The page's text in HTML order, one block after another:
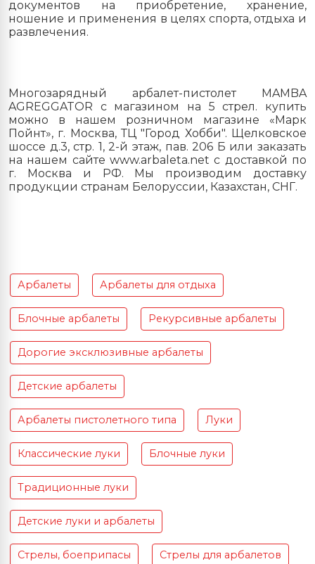
документов на приобретение, хранение,
ношение и применения в целях спорта, отдыха и
развлечения.
Многозарядный арбалет-пистолет MAMBA
AGREGGATOR с магазином на 5 стрел. купить
можно в нашем розничном магазине «Марк
Пойнт», г. Москва, ТЦ "Город Хобби". Щелковское
шоссе д.3, стр. 1, 2-й этаж, пав. 206 Б или заказать
на нашем сайте www.arbaleta.net с доставкой по
г. Москва и РФ. Мы производим доставку
продукции странам Белоруссии, Казахстан, СНГ.
Арбалеты Арбалеты для отдыха
Блочные арбалеты Рекурсивные арбалеты
Дорогие эксклюзивные арбалеты
Детские арбалеты
Арбалеты пистолетного типа Луки
Классические луки Блочные луки
Традиционные луки
Детские луки и арбалеты
Стрелы, боеприпасы Стрелы для арбалетов